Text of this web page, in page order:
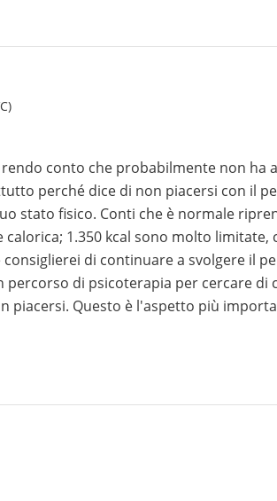
conto che probabilmente non ha
perché dice di non piacersi con il
stato fisico. Conti che è normale
1.350 kcal sono molto limitate,
di continuare a svolgere il
di psicoterapia per cercare di
piacersi. Questo è l'aspetto più